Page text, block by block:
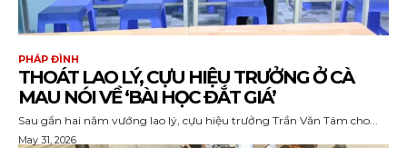
PHÁP ĐÌNH
THOÁT LAO LÝ, CỰU HIỆU TRƯỞNG Ở CÀ
MAU NÓI VỀ ‘BÀI HỌC ĐẮT GIÁ’
Sau gần hai năm vướng lao lý, cựu hiệu trưởng Trần Văn Tâm cho...
May 31, 2026